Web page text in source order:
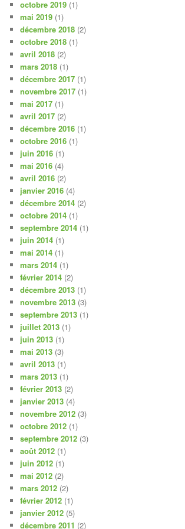
octobre 2019 (1)
mai 2019 (1)
décembre 2018 (2)
octobre 2018 (1)
avril 2018 (2)
mars 2018 (1)
décembre 2017 (1)
novembre 2017 (1)
mai 2017 (1)
avril 2017 (2)
décembre 2016 (1)
octobre 2016 (1)
juin 2016 (1)
mai 2016 (4)
avril 2016 (2)
janvier 2016 (4)
décembre 2014 (2)
octobre 2014 (1)
septembre 2014 (1)
juin 2014 (1)
mai 2014 (1)
mars 2014 (1)
février 2014 (2)
décembre 2013 (1)
novembre 2013 (3)
septembre 2013 (1)
juillet 2013 (1)
juin 2013 (1)
mai 2013 (3)
avril 2013 (1)
mars 2013 (1)
février 2013 (2)
janvier 2013 (4)
novembre 2012 (3)
octobre 2012 (1)
septembre 2012 (3)
août 2012 (1)
juin 2012 (1)
mai 2012 (2)
mars 2012 (2)
février 2012 (1)
janvier 2012 (5)
décembre 2011 (2)